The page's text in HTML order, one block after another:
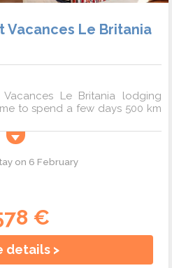
Vacances Le Britania
Le Britania lodging
to spend a few days 500 km
on 6 February
€
details >